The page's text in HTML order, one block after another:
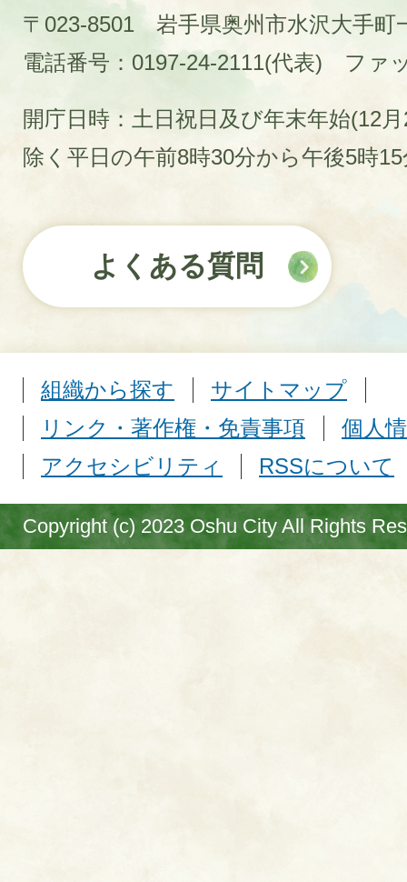
〒023-8501 岩手県奥州市水沢大手町
電話番号：0197-24-2111(代表)
ファ
開庁日時：土日祝日及び年末年始(12
除く平日の午前8時30分から午後5時
よくある質問
組織から探す
サイトマップ
リンク・著作権・免責事項
個人
アクセシビリティ
RSSについて
Copyright (c) 2023 Oshu City All Rights